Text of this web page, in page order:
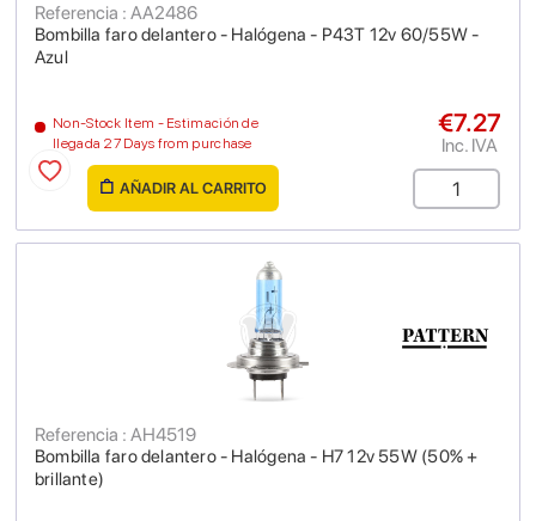
Bombilla faro delantero - Halógena - P43T 12v 60/55W -
Azul
Referencia : AA2486
Non-Stock Item - Estimación de
llegada 27 Days from purchase
€7.27
Inc. IVA
AÑADIR AL CARRITO
Bombilla faro delantero - Halógena - H7 12v 55W (50% +
brillante)
Referencia : AH4519